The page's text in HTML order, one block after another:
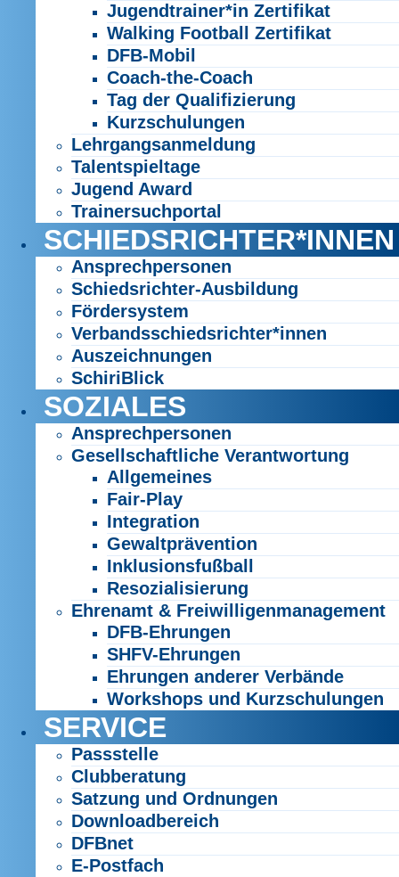
Jugendtrainer*in Zertifikat
Walking Football Zertifikat
DFB-Mobil
Coach-the-Coach
Tag der Qualifizierung
Kurzschulungen
Lehrgangsanmeldung
Talentspieltage
Jugend Award
Trainersuchportal
SCHIEDSRICHTER*INNEN
Ansprechpersonen
Schiedsrichter-Ausbildung
Fördersystem
Verbandsschiedsrichter*innen
Auszeichnungen
SchiriBlick
SOZIALES
Ansprechpersonen
Gesellschaftliche Verantwortung
Allgemeines
Fair-Play
Integration
Gewaltprävention
Inklusionsfußball
Resozialisierung
Ehrenamt & Freiwilligenmanagement
DFB-Ehrungen
SHFV-Ehrungen
Ehrungen anderer Verbände
Workshops und Kurzschulungen
SERVICE
Passstelle
Clubberatung
Satzung und Ordnungen
Downloadbereich
DFBnet
E-Postfach